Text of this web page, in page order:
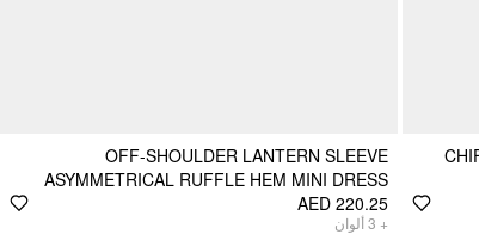
OFF-SHOULDER LANTERN SLEEVE
ASYMMETRICAL RUFFLE HEM MINI DRESS
AED 220.25
+
3ألوان